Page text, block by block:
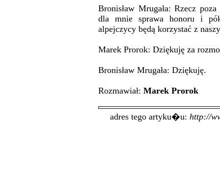
Bronisław Mrugała: Rzecz
dla mnie sprawa honoru i
alpejczycy będą korzystać z
Marek Prorok: Dziękuję za
Bronisław Mrugała: Dziękuję.
Rozmawiał: Marek Prorok
adres tego artyku�u: http://